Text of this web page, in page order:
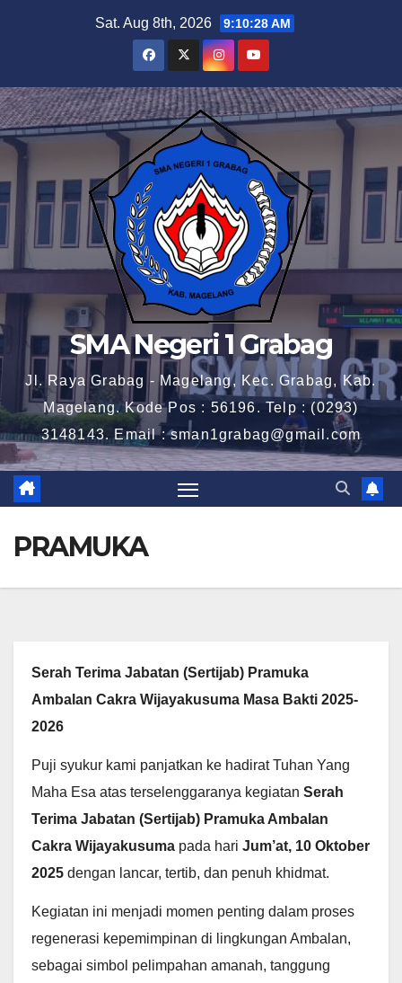
Sat. Aug 8th, 2026 9:10:28 AM
SMA Negeri 1 Grabag
Jl. Raya Grabag - Magelang, Kec. Grabag, Kab.
Magelang. Kode Pos : 56196. Telp : (0293)
3148143. Email : sman1grabag@gmail.com
PRAMUKA
Serah Terima Jabatan (Sertijab) Pramuka
Ambalan Cakra Wijayakusuma Masa Bakti 2025-
2026
Puji syukur kami panjatkan ke hadirat Tuhan Yang
Maha Esa atas terselenggaranya kegiatan Serah
Terima Jabatan (Sertijab) Pramuka Ambalan
Cakra Wijayakusuma pada hari Jum’at, 10 Oktober
2025 dengan lancar, tertib, dan penuh khidmat.
Kegiatan ini menjadi momen penting dalam proses
regenerasi kepemimpinan di lingkungan Ambalan,
sebagai simbol pelimpahan amanah, tanggung